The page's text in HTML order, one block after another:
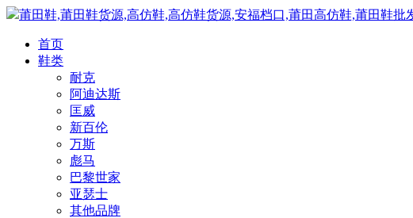
莆田鞋,莆田鞋货源,高仿鞋,高仿鞋货源,安福档口,莆田高仿鞋,莆田鞋
首页
鞋类
耐克
阿迪达斯
匡威
新百伦
万斯
彪马
巴黎世家
亚瑟士
其他品牌